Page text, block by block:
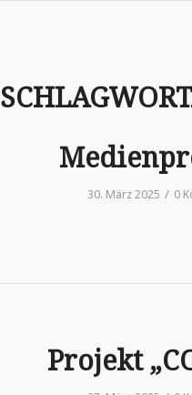
30. März 2025 / 0
Projekt